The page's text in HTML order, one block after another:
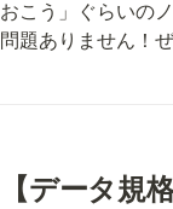
おこう」ぐらいの
問題ありません！
【データ規格